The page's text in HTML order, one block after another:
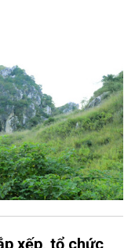
xếp, tổ chức